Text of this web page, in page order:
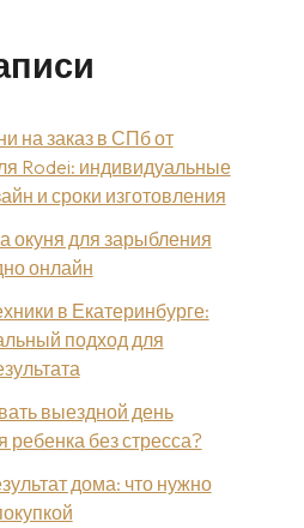
на заказ в СПб от
Rodei: индивидуальные
и сроки изготовления
окуня для зарыбления
онлайн
в Екатеринбурге:
подход для
выездной день
ребенка без стресса?
дома: что нужно